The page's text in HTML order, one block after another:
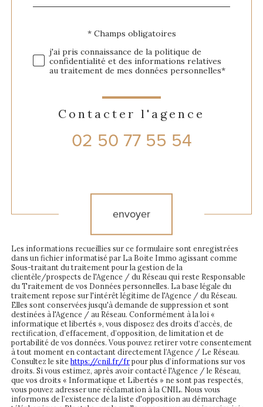
défaut
Validation* Champs obligatoires
j'ai pris connaissance de la politique de
confidentialité et des informations relatives
au traitement de mes données personnelles*
Contacter l'agence
02 50 77 55 54
envoyer
Les informations recueillies sur ce formulaire sont enregistrées
dans un fichier informatisé par La Boite Immo agissant comme
Sous-traitant du traitement pour la gestion de la
clientèle/prospects de l'Agence / du Réseau qui reste Responsable
du Traitement de vos Données personnelles. La base légale du
traitement repose sur l'intérêt légitime de l'Agence / du Réseau.
Elles sont conservées jusqu'à demande de suppression et sont
destinées à l'Agence / au Réseau. Conformément à la loi «
informatique et libertés », vous disposez des droits d’accès, de
rectification, d’effacement, d’opposition, de limitation et de
portabilité de vos données. Vous pouvez retirer votre consentement
à tout moment en contactant directement l’Agence / Le Réseau.
Consultez le sitehttps://cnil.fr/frpour plus d’informations sur vos
droits. Si vous estimez, après avoir contacté l'Agence / le Réseau,
que vos droits « Informatique et Libertés » ne sont pas respectés,
vous pouvez adresser une réclamation à la CNIL. Nous vous
informons de l’existence de la liste d'opposition au démarchage